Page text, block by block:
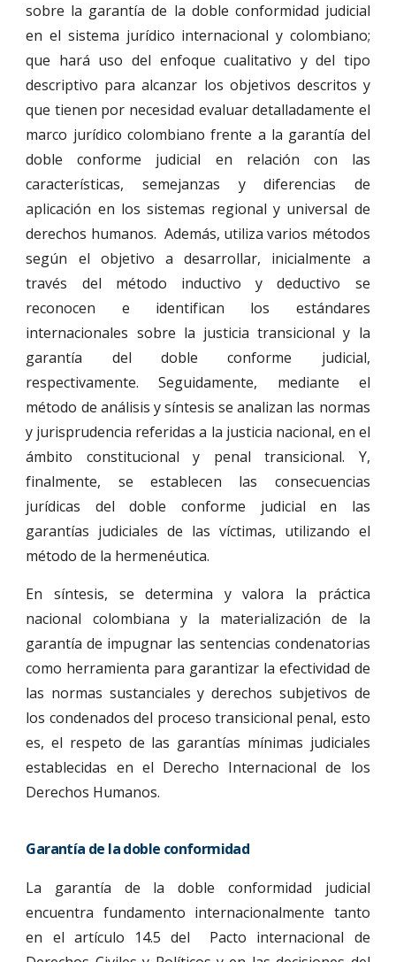
sobre la garantía de la doble conformidad judicial
en el sistema jurídico internacional y colombiano;
que hará uso del enfoque cualitativo y del tipo
descriptivo para alcanzar los objetivos descritos y
que tienen por necesidad evaluar detalladamente el
marco jurídico colombiano frente a la garantía del
doble conforme judicial en relación con las
características, semejanzas y diferencias de
aplicación en los sistemas regional y universal de
derechos humanos. Además, utiliza varios métodos
según el objetivo a desarrollar, inicialmente a
través del método inductivo y deductivo se
reconocen e identifican los estándares
internacionales sobre la justicia transicional y la
garantía del doble conforme judicial,
respectivamente. Seguidamente, mediante el
método de análisis y síntesis se analizan las normas
y jurisprudencia referidas a la justicia nacional, en el
ámbito constitucional y penal transicional. Y,
finalmente, se establecen las consecuencias
jurídicas del doble conforme judicial en las
garantías judiciales de las víctimas, utilizando el
método de la hermenéutica.
En síntesis, se determina y valora la práctica
nacional colombiana y la materialización de la
garantía de impugnar las sentencias condenatorias
como herramienta para garantizar la efectividad de
las normas sustanciales y derechos subjetivos de
los condenados del proceso transicional penal, esto
es, el respeto de las garantías mínimas judiciales
establecidas en el Derecho Internacional de los
Derechos Humanos.
Garantía de la doble conformidad
La garantía de la doble conformidad judicial
encuentra fundamento internacionalmente tanto
en el artículo 14.5 del Pacto internacional de